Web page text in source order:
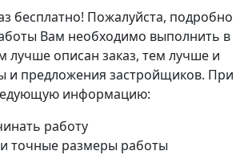
бесплатно! Пожалуйста, подробно
Вам необходимо выполнить в
лучше описан заказ, тем лучше и
и предложения застройщиков. При
информацию:
работу
точные размеры работы